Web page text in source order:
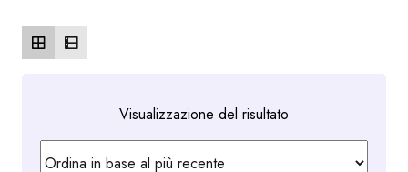
Visualizzazione del risultato